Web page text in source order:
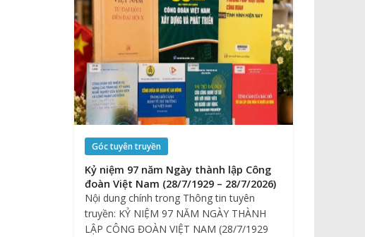
Góc tuyên truyền
Kỷ niệm 97 năm Ngày thành lập Công
đoàn Việt Nam (28/7/1929 – 28/7/2026)
Nội dung chính trong Thông tin tuyên
truyền: KỶ NIỆM 97 NĂM NGÀY THÀNH
LẬP CÔNG ĐOÀN VIỆT NAM (28/7/1929